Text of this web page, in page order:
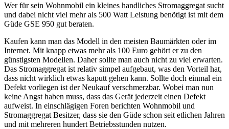
Wer für sein Wohnmobil ein kleines handliches Stromaggregat sucht
und dabei nicht viel mehr als 500 Watt Leistung benötigt ist mit dem
Güde GSE 950 gut beraten.
Kaufen kann man das Modell in den meisten Baumärkten oder im
Internet. Mit knapp etwas mehr als 100 Euro gehört er zu den
günstigsten Modellen. Daher sollte man auch nicht zu viel erwarten.
Das Stromaggregat ist relativ simpel aufgebaut, was den Vorteil hat,
dass nicht wirklich etwas kaputt gehen kann. Sollte doch einmal ein
Defekt vorliegen ist der Neukauf verschmerzbar. Wobei man nun
keine Angst haben muss, dass das Gerät jederzeit einen Defekt
aufweist. In einschlägigen Foren berichten Wohnmobil und
Stromaggregat Besitzer, dass sie den Güde schon seit etlichen Jahren
und mit mehreren hundert Betriebsstunden nutzen.